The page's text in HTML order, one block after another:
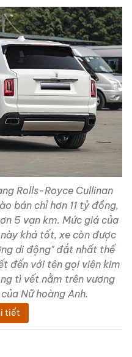
Rolls-Royce Cullinan
bán chỉ hơn 11 tỷ đồng,
5 vạn km. Mức giá của
khá tốt, xe còn được
di động" đắt nhất thế
đến với tên gọi viên kim
tì vết nằm trên vương
Nữ hoàng Anh.
tiết